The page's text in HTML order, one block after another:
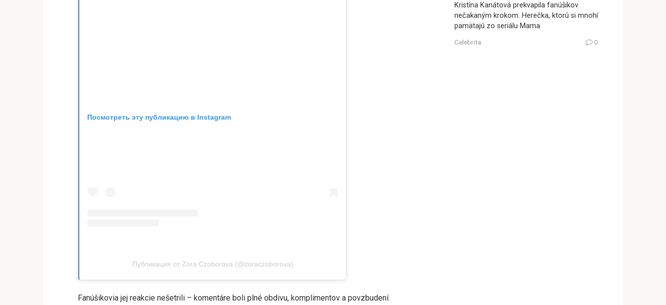
Посмотреть эту публикацию в Instagram
Публикация от Zora Czoborova (@zoraczoborova)
Fanúšikovia jej reakcie nešetrili – komentáre boli plné obdivu, komplimentov a povzbudení.
Kristína Kanátová prekvapila fanúšikov
nečakaným krokom. Herečka, ktorú si mnohí
pamätajú zo seriálu Mama
Celebrita 0